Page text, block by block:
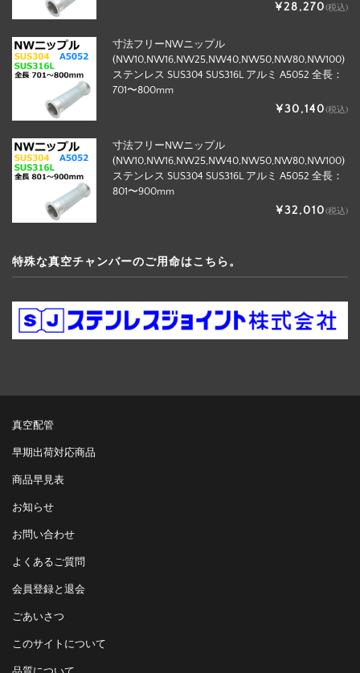
¥28,270(税込)
寸法フリーNWニップル
(NW10,NW16,NW25,NW40,NW50,NW80,NW100)
ステンレス SUS304 SUS316L アルミ A5052 全長：
701〜800mm
¥30,140(税込)
寸法フリーNWニップル
(NW10,NW16,NW25,NW40,NW50,NW80,NW100)
ステンレス SUS304 SUS316L アルミ A5052 全長：
801〜900mm
¥32,010(税込)
特殊な真空チャンバーのご用命はこちら。
真空配管
早期出荷対応商品
商品早見表
お知らせ
お問い合わせ
よくあるご質問
会員登録と退会
ごあいさつ
このサイトについて